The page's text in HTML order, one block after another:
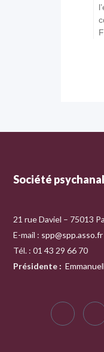
Société
21 rue Daviel – 75013
E-mail : spp@spp.asso.fr
Tél. : 01 43 29 66 70
Présidente :